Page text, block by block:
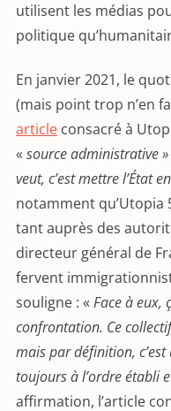
utilisent les médias
politique
En janvier 2021, le
(mais point trop n’en
article consacré à
« source administrative »
veut, c’est mettre l’État
notamment qu’Utopia
tant auprès des
directeur général de
fervent
souligne : « Face à eux,
confrontation. Ce
mais par définition,
toujours à l’ordre établi
affirmation, l’article